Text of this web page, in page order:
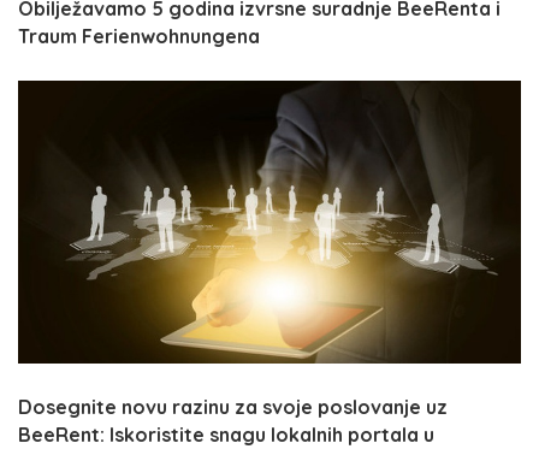
Obilježavamo 5 godina izvrsne suradnje BeeRenta i
Traum Ferienwohnungena
Dosegnite novu razinu za svoje poslovanje uz
BeeRent: Iskoristite snagu lokalnih portala u